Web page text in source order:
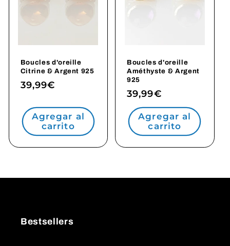
Boucles d'oreille
Citrine & Argent 925
Precio
39,99€
Agregar al
carrito
Boucles d'oreille
Améthyste & Argent
925
Precio
habitual
39,99€
Agregar al
carrito
Bestsellers